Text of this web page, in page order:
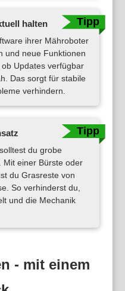
halten
ihrer Mähroboter
und neue Funktionen
Updates verfügbar
Das sorgt für stabile
verhindern.
du grobe
Mit einer Bürste oder
du Grasreste von
So verhinderst du,
und die Mechanik